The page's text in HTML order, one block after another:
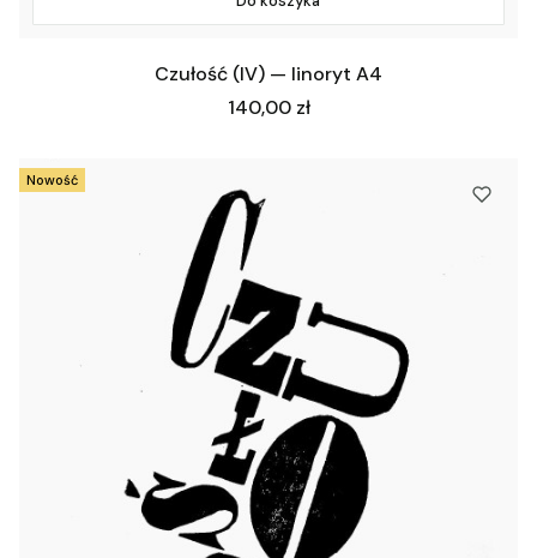
Czułość (IV) — linoryt A4
Cena
140,00 zł
Nowość